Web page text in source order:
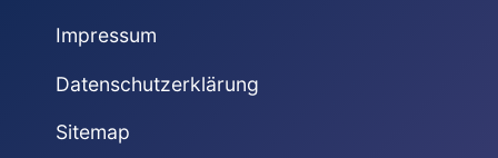
Impressum
Datenschutzerklärung
Sitemap